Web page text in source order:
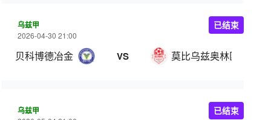
乌兹甲
2026-04-30 21:00
贝科博德冶金 VS 莫比乌兹奥林匹克
已结束
乌兹甲 已结束